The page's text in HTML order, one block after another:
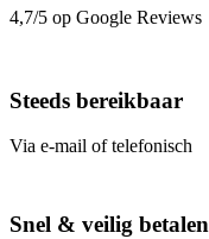
4,7/5 op Google Reviews
Steeds bereikbaar
Via e-mail of telefonisch
Snel & veilig betalen